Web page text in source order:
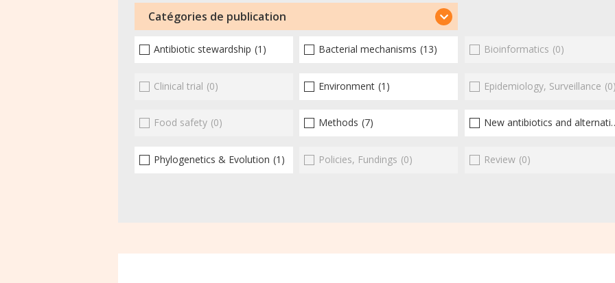
Catégories de publication
Antibiotic stewardship (1) Bacterial mechanisms (13) Bioinformatics (0)
Clinical trial (0) Environment (1) Epidemiology, Surveillance (0)
Food safety (0) Methods (7) New antibiotics and alternatives
Phylogenetics & Evolution (1) Policies, Fundings (0) Review (0)